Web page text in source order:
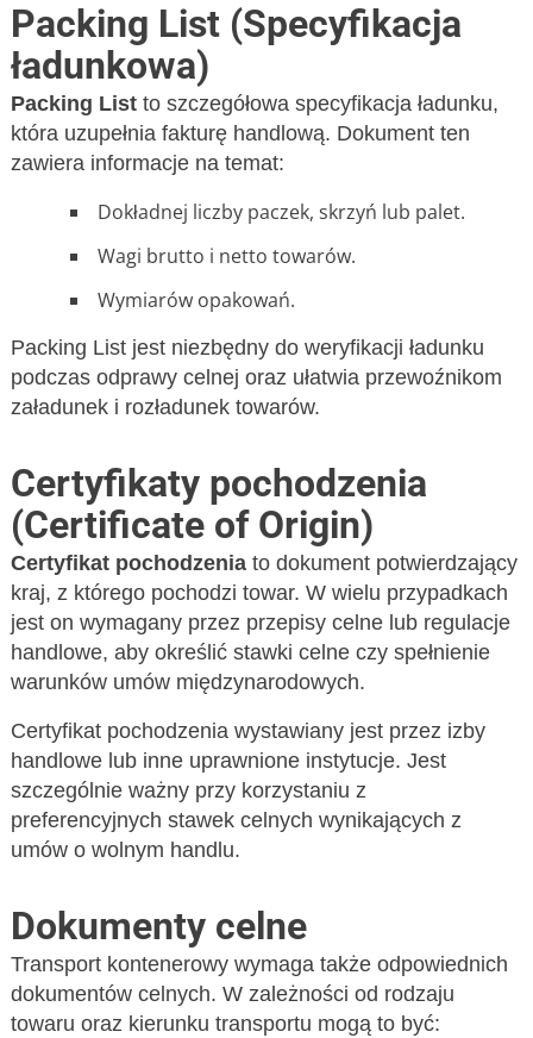
Packing List (Specyfikacja
ładunkowa)
Packing List to szczegółowa specyfikacja ładunku,
która uzupełnia fakturę handlową. Dokument ten
zawiera informacje na temat:
Dokładnej liczby paczek, skrzyń lub palet.
Wagi brutto i netto towarów.
Wymiarów opakowań.
Packing List jest niezbędny do weryfikacji ładunku
podczas odprawy celnej oraz ułatwia przewoźnikom
załadunek i rozładunek towarów.
Certyfikaty pochodzenia
(Certificate of Origin)
Certyfikat pochodzenia to dokument potwierdzający
kraj, z którego pochodzi towar. W wielu przypadkach
jest on wymagany przez przepisy celne lub regulacje
handlowe, aby określić stawki celne czy spełnienie
warunków umów międzynarodowych.
Certyfikat pochodzenia wystawiany jest przez izby
handlowe lub inne uprawnione instytucje. Jest
szczególnie ważny przy korzystaniu z
preferencyjnych stawek celnych wynikających z
umów o wolnym handlu.
Dokumenty celne
Transport kontenerowy wymaga także odpowiednich
dokumentów celnych. W zależności od rodzaju
towaru oraz kierunku transportu mogą to być: